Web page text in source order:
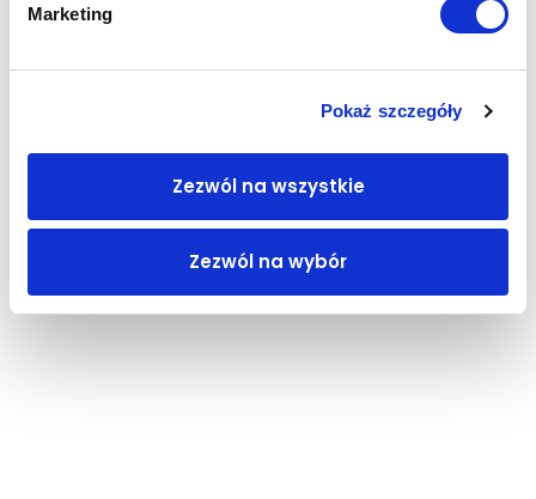
Marketing
Pokaż szczegóły
Zezwól na wszystkie
Zezwól na wybór